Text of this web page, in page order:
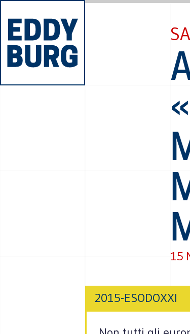
15
2015-ESODOXXI